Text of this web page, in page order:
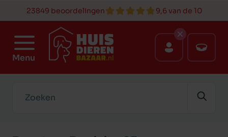
23849 beoordelingen 9,6 van de 10
Menu